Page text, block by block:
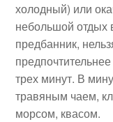
холодный) или
небольшой отдых
предбанник,
трех минут. В
травяным чаем,
морсом, квасом.